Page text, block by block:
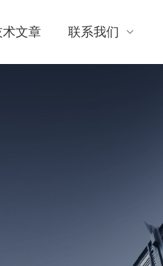
术文章 联系我们